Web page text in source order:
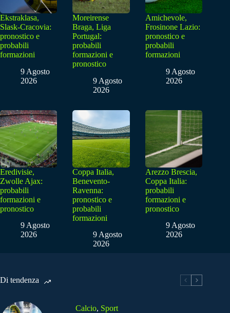
Ekstraklasa,
Slask-Cracovia:
pronostico e
probabili
formazioni
9 Agosto
2026
Moreirense
Braga, Liga
Portugal:
probabili
formazioni e
pronostico
9 Agosto
2026
Amichevole,
Frosinone Lazio:
pronostico e
probabili
formazioni
9 Agosto
2026
Eredivisie,
Zwolle Ajax:
probabili
formazioni e
pronostico
9 Agosto
2026
Coppa Italia,
Benevento-
Ravenna:
pronostico e
probabili
formazioni
9 Agosto
2026
Arezzo Brescia,
Coppa Italia:
probabili
formazioni e
pronostico
9 Agosto
2026
Di tendenza
Calcio, Sport